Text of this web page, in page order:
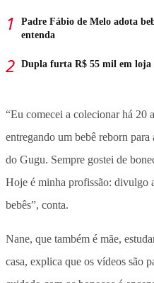
Padre Fábio de Melo adota
entenda
Dupla furta R$ 55 mil em loja
“Eu comecei a colecionar há 20
entregando um bebê reborn
do Gugu. Sempre gostei de
Hoje é minha profissão: divulgo
bebês”, conta.
Nane, que também é mãe,
casa, explica que os vídeos são